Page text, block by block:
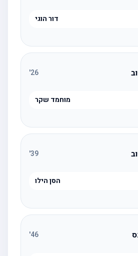
דור הוגי
26
'
מוחמד שקר
39
'
הסן הילו
46
'